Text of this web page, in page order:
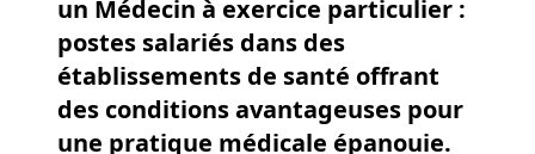
un Médecin à exercice particulier :
postes salariés dans des
établissements de santé offrant
des conditions avantageuses pour
une pratique médicale épanouie.